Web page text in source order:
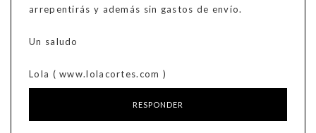
arrepentirás y además sin gastos de envío.
Un saludo
Lola ( www.lolacortes.com )
RESPONDER